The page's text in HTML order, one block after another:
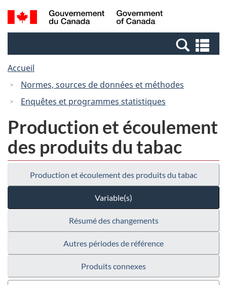
Passer
au
Passer
à
Canada
Recherche
et
et
Accueil
Normes, sources de données et méthodes
Enquêtes et programmes statistiques
Production et écoulement
des produits du tabac
Production et écoulement des produits du tabac
Variable(s)
Résumé des changements
Autres périodes de référence
Produits connexes